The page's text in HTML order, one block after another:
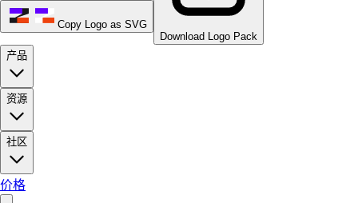
Copy Logo as SVG
Download Logo Pack
产品
资源
社区
价格